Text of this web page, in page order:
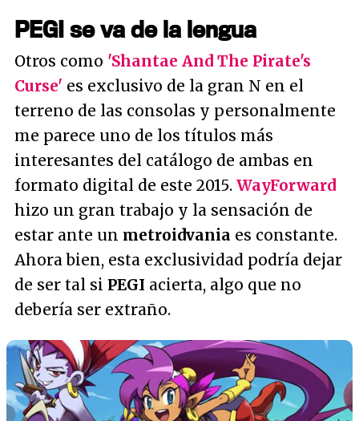
PEGI se va de la lengua
Otros como 'Shantae And The Pirate's
Curse' es exclusivo de la gran N en el
terreno de las consolas y personalmente
me parece uno de los títulos más
interesantes del catálogo de ambas en
formato digital de este 2015. WayForward
hizo un gran trabajo y la sensación de
estar ante un metroidvania es constante.
Ahora bien, esta exclusividad podría dejar
de ser tal si PEGI acierta, algo que no
debería ser extraño.